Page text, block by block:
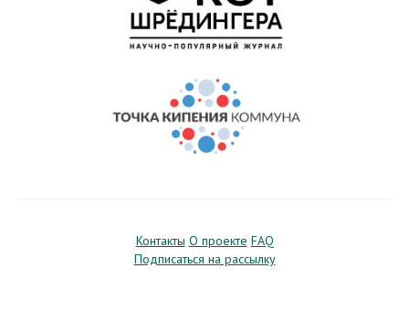
Контакты О проекте FAQ
Подписаться на рассылку